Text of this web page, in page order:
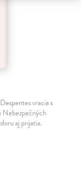
vracia s
Nebezpečných
aj prijatia.